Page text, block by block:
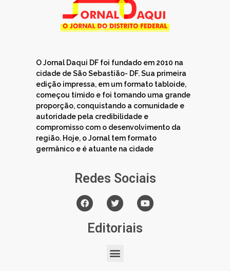
O Jornal Daqui DF foi fundado em 2010 na
cidade de São Sebastião- DF. Sua primeira
edição impressa, em um formato tabloide,
começou tímido e foi tomando uma grande
proporção, conquistando a comunidade e
autoridade pela credibilidade e
compromisso com o desenvolvimento da
região. Hoje, o Jornal tem formato
germânico e é atuante na cidade
Redes Sociais
Editoriais